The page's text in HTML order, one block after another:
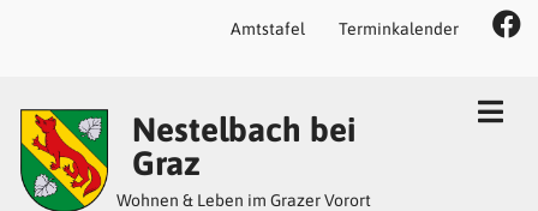
Accesskey
1)
Accesskey
2)
Accesskey
3)
Amtstafel Terminkalender
Nestelbach bei
Graz
Wohnen & Leben im Grazer Vorort